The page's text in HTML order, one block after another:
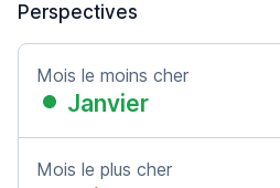
Perspectives
Mois le moins cher
Janvier
Mois le plus cher